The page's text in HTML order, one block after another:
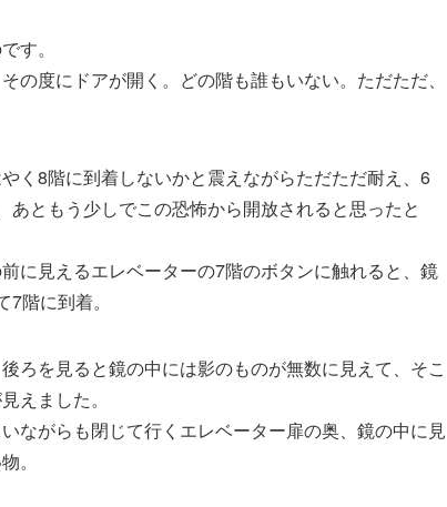
す。
の度にドアが開く。どの階も誰もいない。ただただ、
く8階に到着しないかと震えながらただただ耐え、6
ともう少しでこの恐怖から開放されると思ったと
に見えるエレベーターの7階のボタンに触れると、鏡
階に到着。
ろを見ると鏡の中には影のものが無数に見えて、そこ
えました。
ながらも閉じて行くエレベーター扉の奥、鏡の中に見
。